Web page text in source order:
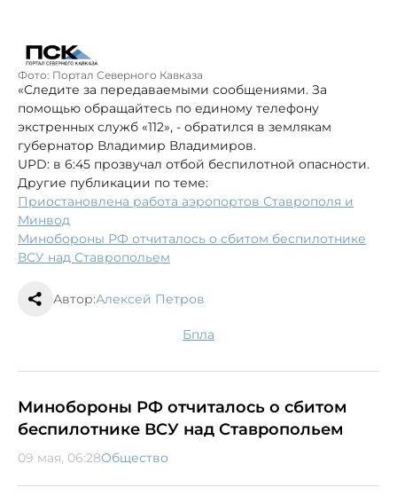
Фото: Портал Северного Кавказа
«Следите за передаваемыми сообщениями. За
помощью обращайтесь по единому телефону
экстренных служб «112», - обратился в землякам
губернатор Владимир Владимиров.
UPD: в 6:45 прозвучал отбой беспилотной опасности.
Другие публикации по теме:
Приостановлена работа аэропортов Ставрополя и
Минвод
Минобороны РФ отчиталось о сбитом беспилотнике
ВСУ над Ставропольем
Автор:Алексей Петров
бпла
Минобороны РФ отчиталось о сбитом
беспилотнике ВСУ над Ставропольем
09 мая, 06:28Общество